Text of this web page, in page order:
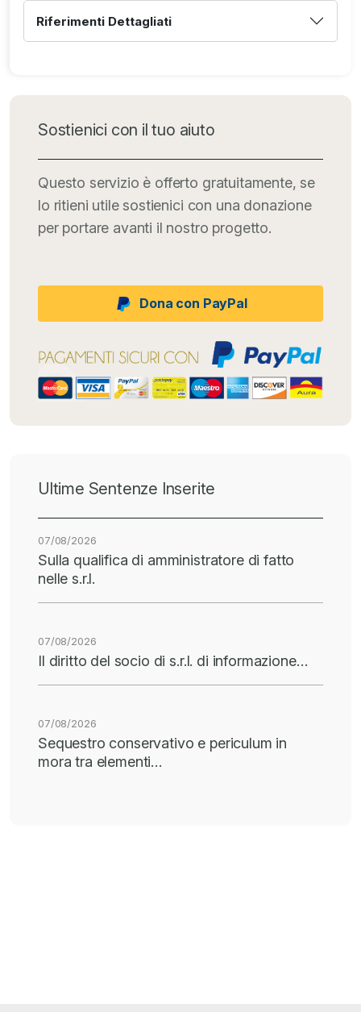
Riferimenti Dettagliati
Sostienici con il tuo aiuto
Questo servizio è offerto gratuitamente, se
lo ritieni utile sostienici con una donazione
per portare avanti il nostro progetto.
Dona con PayPal
Ultime Sentenze Inserite
07/08/2026
Sulla qualifica di amministratore di fatto
nelle s.r.l.
07/08/2026
Il diritto del socio di s.r.l. di informazione…
07/08/2026
Sequestro conservativo e periculum in
mora tra elementi…